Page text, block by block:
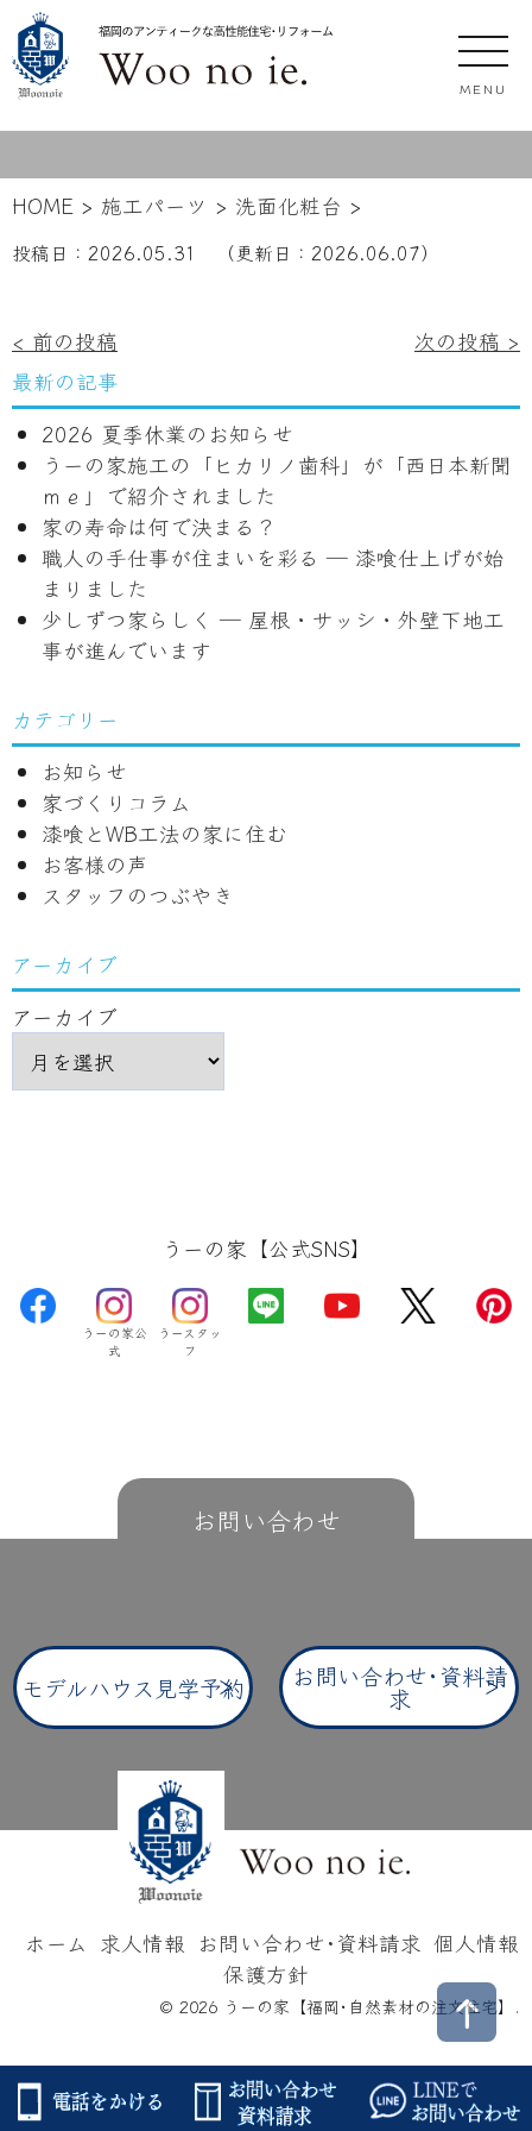
MENU
HOME > 施工パーツ > 洗面化粧台 >
投稿日： 2026.05.31 （更新日： 2026.06.07）
投
稿
ナ
ビ
ー
シ
ン
< 前の投稿
次の投稿 >
最新の記事
2026 夏季休業のお知らせ
うーの家施工の「ヒカリノ歯科」が「西日本新聞
ｍｅ」で紹介されました
家の寿命は何で決まる？
職人の手仕事が住まいを彩る ― 漆喰仕上げが始
まりました
少しずつ家らしく ― 屋根・サッシ・外壁下地工
事が進んでいます
カテゴリー
お知らせ
家づくりコラム
漆喰とWB工法の家に住む
お客様の声
スタッフのつぶやき
アーカイブ
アーカイブ
うーの家【公式SNS】
うーの家公
式
うースタッ
フ
お問い合わせ
モデルハウス見学予約 お問い合わせ･資料請
求
ホーム 求人情報 お問い合わせ･資料請求 個人情報
保護方針
© 2026 うーの家【福岡･自然素材の注文住宅】.